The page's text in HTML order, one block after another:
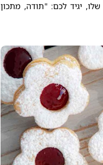
יגיד לכם: "תודה, מתכון